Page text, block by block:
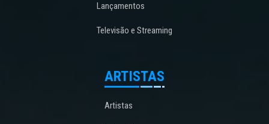
Lançamentos
Televisão e Streaming
ARTISTAS
Artistas